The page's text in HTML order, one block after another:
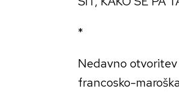
*
Nedavno
francosko-